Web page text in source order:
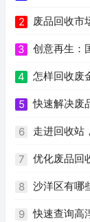
2 废品回收市
3 创意再生：
4 怎样回收废
5 快速解决废
州废品回收电
6 走进回收站
7 优化废品回
8 沙洋区有哪
9 快速查询高